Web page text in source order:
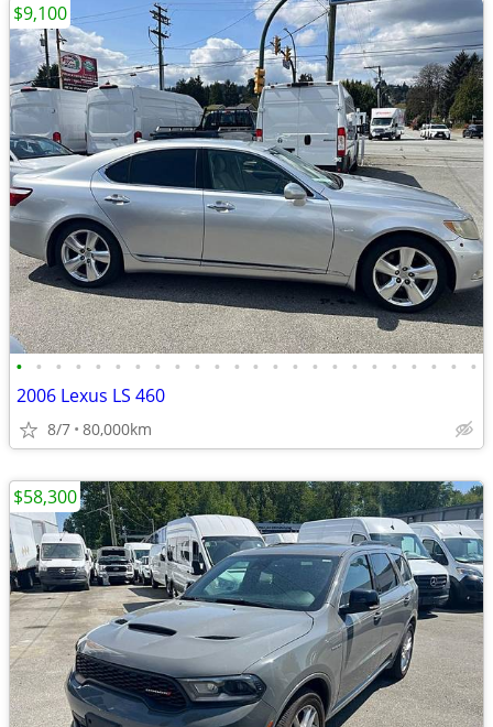
• • • • • • • • • • • • • • • • • • • • • • • •
2006 Lexus LS 460
8/7 80,000km
$9,100
$58,300